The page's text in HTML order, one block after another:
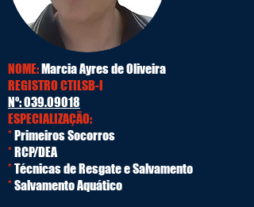
NOME:Marcia Ayres de Oliveira
REGISTRO CTILSB-I
Nº:039.09018
ESPECIALIZAÇÃO:
* Primeiros Socorros
* RCP/DEA
* Técnicas de Resgate e Salvamento
* Salvamento Aquático